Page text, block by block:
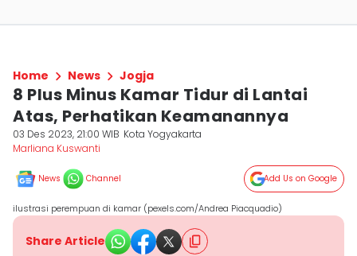
Home News Jogja
8 Plus Minus Kamar Tidur di Lantai
Atas, Perhatikan Keamanannya
03 Des 2023, 21:00 WIB Kota Yogyakarta
Marliana Kuswanti
News Channel Add Us on Google
ilustrasi perempuan di kamar (pexels.com/Andrea Piacquadio)
Share Article